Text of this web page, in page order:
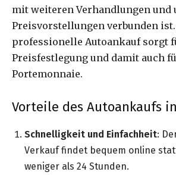
mit weiteren Verhandlungen und
Preisvorstellungen verbunden
professionelle Autoankauf sorgt
Preisfestlegung und damit auch
Portemonnaie.
Vorteile des Autoankaufs
Schnelligkeit und Einfachheit:
Verkauf findet bequem online
weniger als 24 Stunden.